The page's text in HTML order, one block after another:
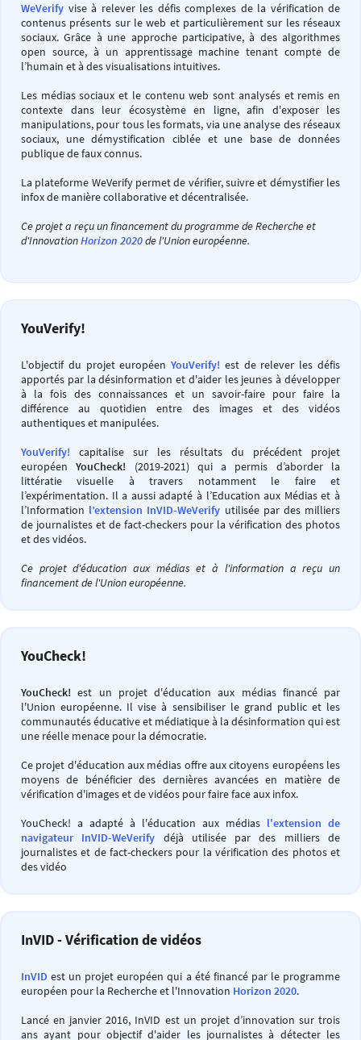
WeVerify vise à relever les défis complexes de la vérification de
contenus présents sur le web et particulièrement sur les réseaux
sociaux. Grâce à une approche participative, à des algorithmes
open source, à un apprentissage machine tenant compte de
l’humain et à des visualisations intuitives.
Les médias sociaux et le contenu web sont analysés et remis en
contexte dans leur écosystème en ligne, afin d'exposer les
manipulations, pour tous les formats, via une analyse des réseaux
sociaux, une démystification ciblée et une base de données
publique de faux connus.
La plateforme WeVerify permet de vérifier, suivre et démystifier les
infox de manière collaborative et décentralisée.
Ce projet a reçu un financement du programme de Recherche et
d'InnovationHorizon 2020de l'Union européenne.
YouVerify!
L'objectif du projet européenYouVerify! est de relever les défis
apportés par la désinformation et d'aider les jeunes à développer
à la fois des connaissances et un savoir-faire pour faire la
différence au quotidien entre des images et des vidéos
authentiques et manipulées.
YouVerify! capitalise sur les résultats du précédent projet
européenYouCheck! (2019-2021) qui a permis d’aborder la
littératie visuelle à travers notamment le faire et
l’expérimentation. Il a aussi adapté à l’Education aux Médias et à
l’Information l’extension InVID-WeVerify utilisée par des milliers
de journalistes et de fact-checkers pour la vérification des photos
et des vidéos.
Ce projet d'éducation aux médias et à l'information a reçu un
financement de l'Union européenne.
YouCheck!
YouCheck! est un projet d'éducation aux médias financé par
l'Union européenne. Il vise à sensibiliser le grand public et les
communautés éducative et médiatique à la désinformation qui est
une réelle menace pour la démocratie.
Ce projet d'éducation aux médias offre aux citoyens européens les
moyens de bénéficier des dernières avancées en matière de
vérification d'images et de vidéos pour faire face aux infox.
YouCheck! a adapté à l'éducation aux médias l'extension de
navigateur InVID-WeVerify déjà utilisée par des milliers de
journalistes et de fact-checkers pour la vérification des photos et
des vidéo
InVID - Vérification de vidéos
InVIDest un projet européen qui a été financé par le programme
européen pour la Recherche et l'Innovation Horizon 2020.
Lancé en janvier 2016, InVID est un projet d’innovation sur trois
ans ayant pour objectif d'aider les journalistes à détecter les